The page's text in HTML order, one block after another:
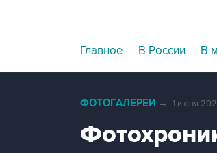
Главное В России В
ФОТОГАЛЕРЕИ → 1 июня